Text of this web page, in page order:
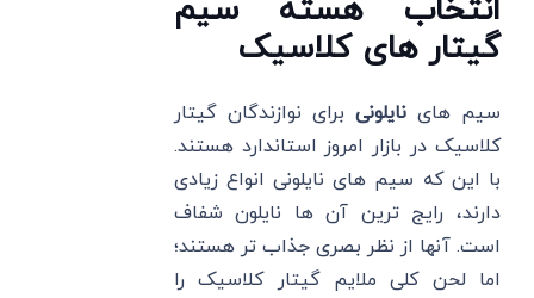
انتخاب هسته سیم
گیتار های کلاسیک
سیم هاینایلونی برای نوازندگان گیتار
کلاسیک در بازار امروز استاندارد هستند.
با این که سیم های نایلونی انواع زیادی
دارند، رایج ترین آن ها نایلون شفاف
است. آنها از نظر بصری جذاب تر هستند؛
اما لحن کلی ملایم گیتار کلاسیک را